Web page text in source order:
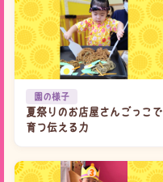
園の様子
夏祭りのお店屋さんごっこで
育つ伝える力